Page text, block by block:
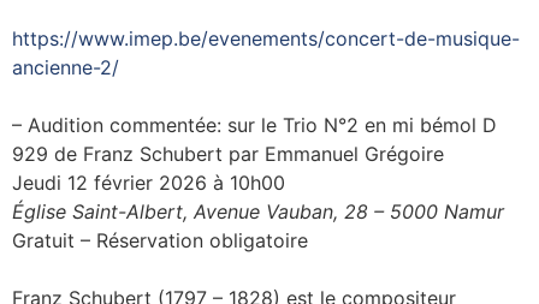
https://www.imep.be/evenements/concert-de-musique-
ancienne-2/
– Audition commentée: sur le Trio N°2 en mi bémol D
929 de Franz Schubert par Emmanuel Grégoire
Jeudi 12 février 2026 à 10h00
Église Saint-Albert, Avenue Vauban, 28 – 5000 Namur
Gratuit – Réservation obligatoire
Franz Schubert (1797 – 1828) est le compositeur